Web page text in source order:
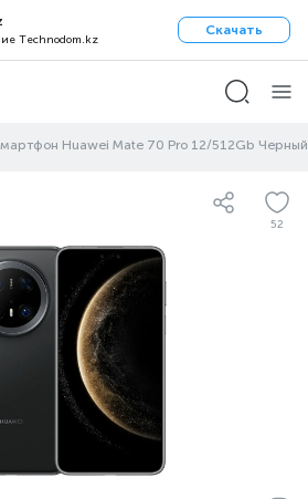
Technodom.kz
Скачать
Huawei Mate 70 Pro 12/512Gb Черный
52